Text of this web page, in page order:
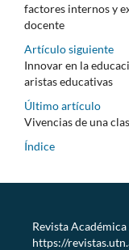
factores internos y
docente
Artículo siguiente
Innovar en la
aristas educativas
Último artículo
Vivencias de una
Índice
Revista
https://